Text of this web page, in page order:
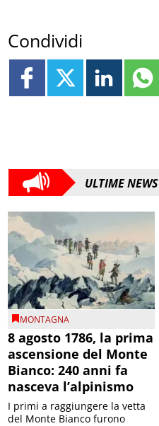
Condividi
ULTIME NEWS
MONTAGNA
8 agosto 1786, la prima
ascensione del Monte
Bianco: 240 anni fa
nasceva l’alpinismo
I primi a raggiungere la vetta
del Monte Bianco furono